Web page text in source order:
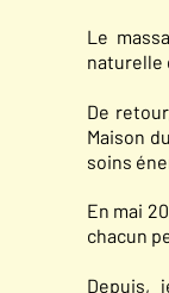
Le
naturelle
De
Maison
soins
En mai
chacun
Depuis,